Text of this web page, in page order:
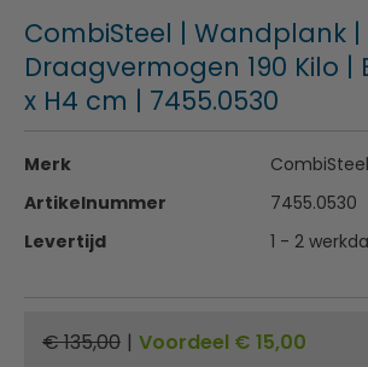
CombiSteel | Wandplank |
Draagvermogen 190 Kilo |
x H4 cm | 7455.0530
Merk
CombiSteel
Artikelnummer
7455.0530
Levertijd
1 - 2
€ 135,00 | Voordeel € 15,00